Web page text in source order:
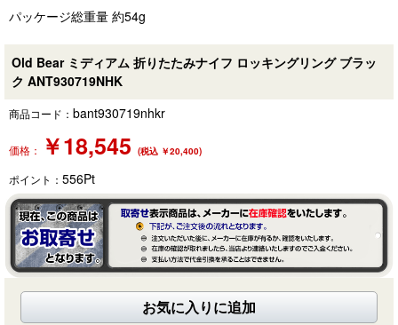
パッケージ総重量 約54g
Old Bear ミディアム 折りたたみナイフ ロッキングリング ブラッ
ク ANT930719NHK
商品コード： bant930719nhkr
価格： ￥18,545 (税込 ￥20,400)
ポイント： 556Pt
お気に入りに追加